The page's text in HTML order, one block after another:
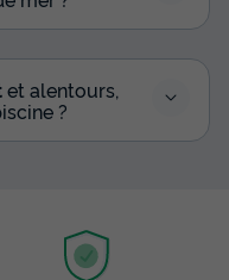
et alentours,
?